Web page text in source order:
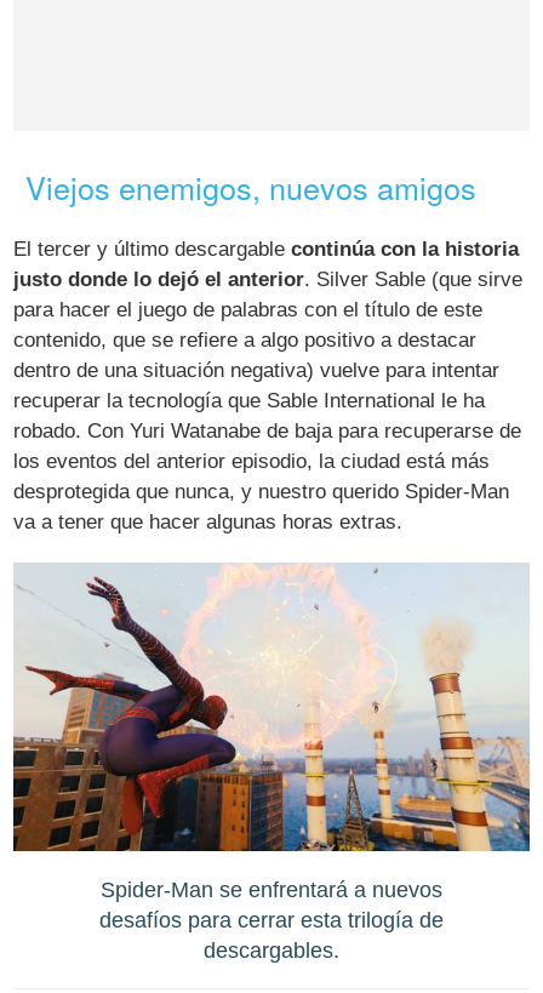
Viejos enemigos, nuevos amigos
El tercer y último descargablecontinúa con la historia
justo donde lo dejó el anterior. Silver Sable (que sirve
para hacer el juego de palabras con el título de este
contenido, que se refiere a algo positivo a destacar
dentro de una situación negativa) vuelve para intentar
recuperar la tecnología que Sable International le ha
robado. Con Yuri Watanabe de baja para recuperarse de
los eventos del anterior episodio, la ciudad está más
desprotegida que nunca, y nuestro querido Spider-Man
va a tener que hacer algunas horas extras.
Spider-Man se enfrentará a nuevos
desafíos para cerrar esta trilogía de
descargables.